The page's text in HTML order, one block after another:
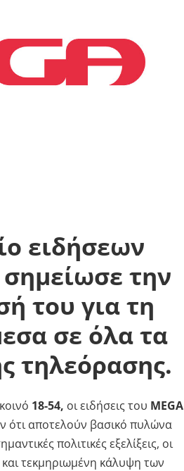
ειδήσεων
την
του για τη
σε όλα τα
τηλεόρασης.
18-54, οι ειδήσεις του MEGA
ότι αποτελούν βασικό πυλώνα
πολιτικές εξελίξεις, οι
και τεκμηριωμένη κάλυψη των